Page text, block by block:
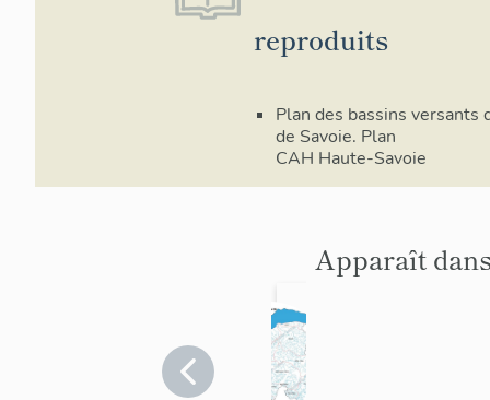
reproduits
Plan des bassins versants
de Savoie. Plan
CAH Haute-Savoie
Apparaît